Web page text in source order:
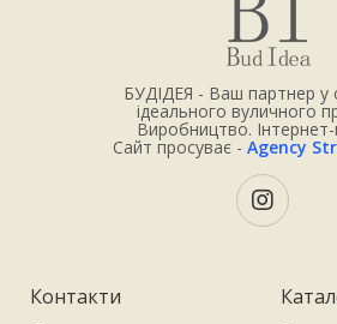
БУДІДЕЯ - Ваш партнер у
ідеального вуличного
Виробництво.
Сайт просуває - Agency
Контакти